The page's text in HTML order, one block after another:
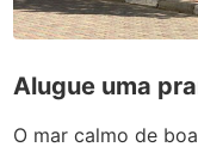
Alugue uma
O mar calmo de